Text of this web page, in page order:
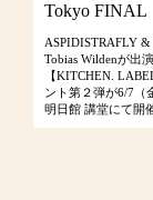
Tokyo FINAL
ASPIDISTRAFLY &
Tobias Wildenが出
【KITCHEN.
ント第２弾が6/7（
明日館 講堂にて開